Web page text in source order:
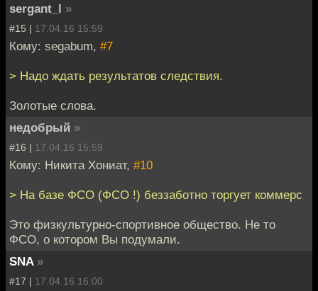
sergant_l »
#15 | 17.04.16 15:59
Кому: segabum, #7
> Надо ждать результатов следствия.
Золотые слова.
недобрый »
#16 | 17.04.16 15:59
Кому: Никита Хониат, #10
> На базе ФСО (ФСО !) беззаботно торгует коммерс
Это физкультурно-спортивное общество. Не то
ФСО, о котором Вы подумали.
SNA »
#17 | 17.04.16 16:00